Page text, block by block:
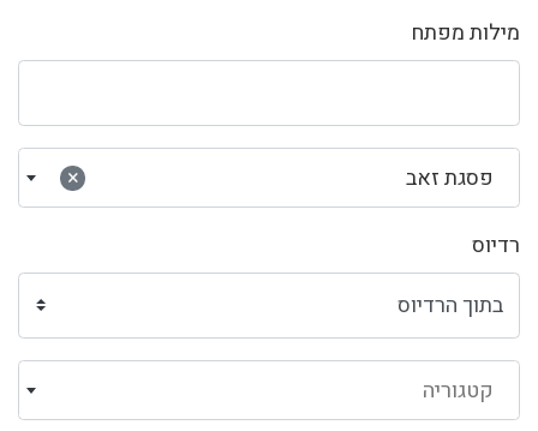
מילות מפתח
× פסגת זאב
רדיוס
קטגוריה